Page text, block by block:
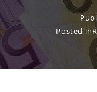
Posted in